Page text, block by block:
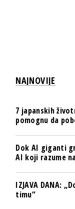
NAJNOVIJE
7 japanskih
pomognu da
Dok AI giganti
AI koji razume
IZJAVA DANA:
timu“